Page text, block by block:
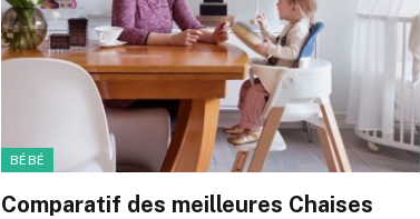
BÉBÉ
Comparatif des meilleures Chaises